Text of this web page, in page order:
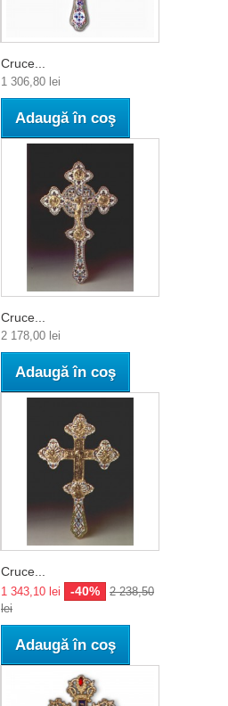
Cruce...
1 306,80 lei
Adaugă în coş
Cruce...
2 178,00 lei
Adaugă în coş
Cruce...
1 343,10 lei -40%
2 238,50
lei
Adaugă în coş